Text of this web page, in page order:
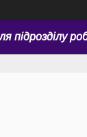
підрозділу